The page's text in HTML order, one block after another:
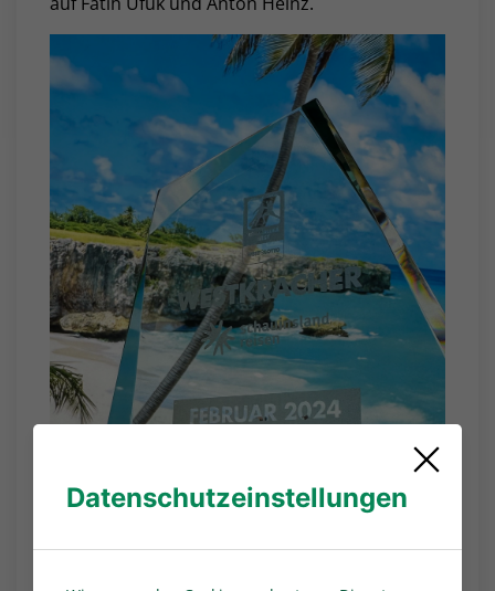
Datenschutzeinstellungen